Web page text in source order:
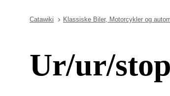
Catawiki Klassiske Biler, Motorcykler og
Ur/ur/